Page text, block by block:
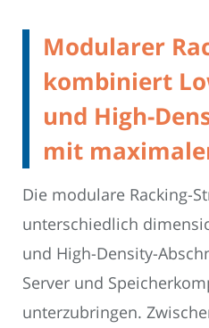
Modularer
kombiniert
und High-
mit
Die modulare Racking-
unterschiedlich
und High-Density-
Server und
unterzubringen.